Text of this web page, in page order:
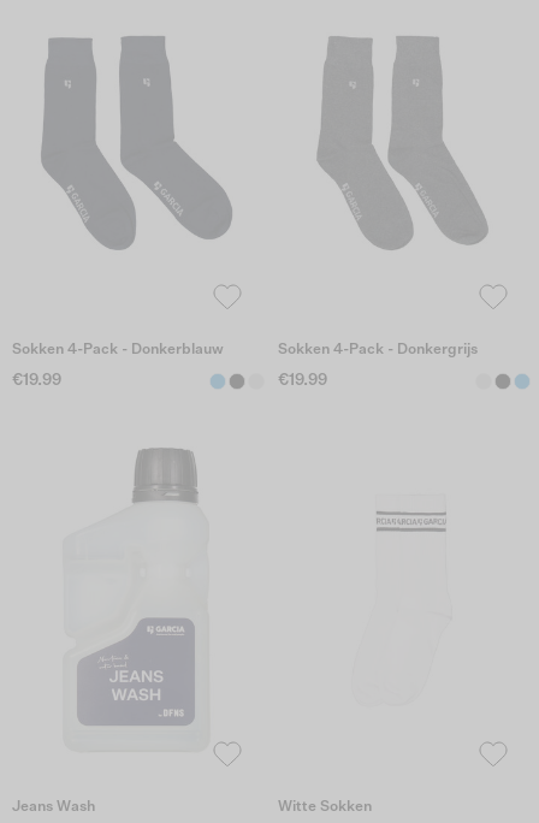
Sokken 4-Pack - Donkerblauw
€19.99
Sokken 4-Pack - Donkergrijs
€19.99
Jeans Wash Witte Sokken